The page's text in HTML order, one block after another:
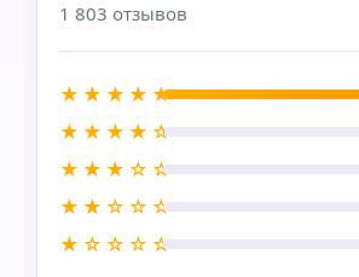
1 803 отзывов
★★★★★
★★★★☆
★★★☆☆
★★☆☆☆
★☆☆☆☆